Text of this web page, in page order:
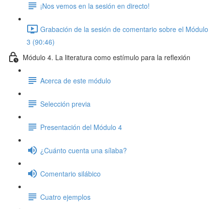
¡Nos vemos en la sesión en directo!
Grabación de la sesión de comentario sobre el Módulo
3 (90:46)
Módulo 4. La literatura como estímulo para la reflexión
Acerca de este módulo
Selección previa
Presentación del Módulo 4
¿Cuánto cuenta una sílaba?
Comentario silábico
Cuatro ejemplos